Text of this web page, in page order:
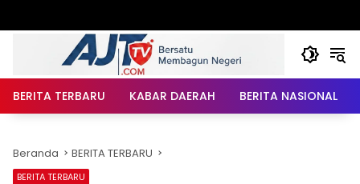
BERITA TERBARU KABAR DAERAH BERITA NASIONAL
Beranda BERITA TERBARU
BERITA TERBARU